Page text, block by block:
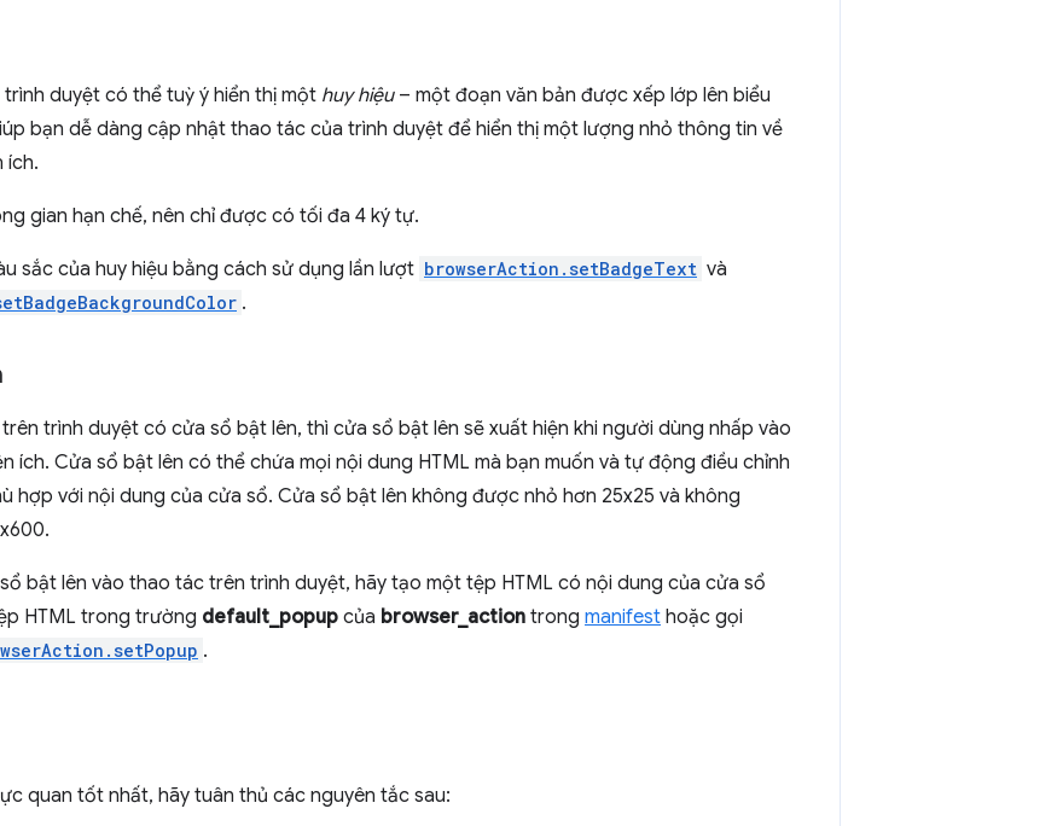
duyệt có thể tuỳ ý hiển thị một huy hiệu– một đoạn văn bản được xếp lớp lên biểu
bạn dễ dàng cập nhật thao tác của trình duyệt để hiển thị một lượng nhỏ thông tin về
ích.
gian hạn chế, nên chỉ được có tối đa 4 ký tự.
sắc của huy hiệu bằng cách sử dụng lần lượt browserAction.setBadgeText và
.
trình duyệt có cửa sổ bật lên, thì cửa sổ bật lên sẽ xuất hiện khi người dùng nhấp vào
ích. Cửa sổ bật lên có thể chứa mọi nội dung HTML mà bạn muốn và tự động điều chỉnh
hợp với nội dung của cửa sổ. Cửa sổ bật lên không được nhỏ hơn 25x25 và không
bật lên vào thao tác trên trình duyệt, hãy tạo một tệp HTML có nội dung của cửa sổ
HTML trong trường default_popup của browser_action trong manifest hoặc gọi
.
quan tốt nhất, hãy tuân thủ các nguyên tắc sau: